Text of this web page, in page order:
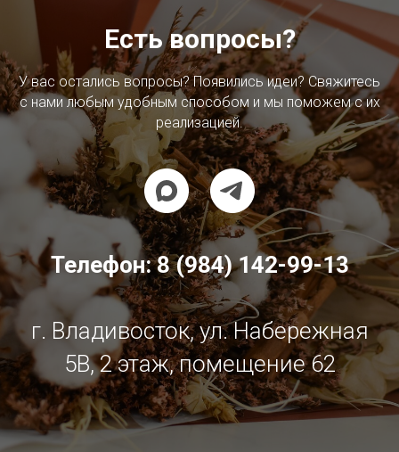
Есть вопросы?
У вас остались вопросы? Появились идеи? Свяжитесь
с нами любым удобным способом и мы поможем с их
реализацией.
Телефон:8 (984) 142-99-13
г. Владивосток, ул. Набережная
5В, 2 этаж, помещение 62